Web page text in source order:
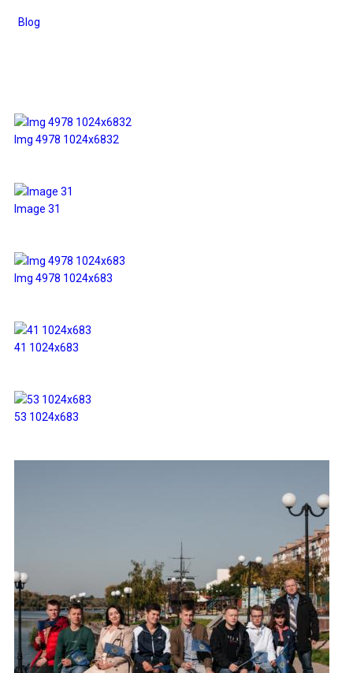
Blog
Img 4978 1024x6832
Image 31
Img 4978 1024x683
41 1024x683
53 1024x683